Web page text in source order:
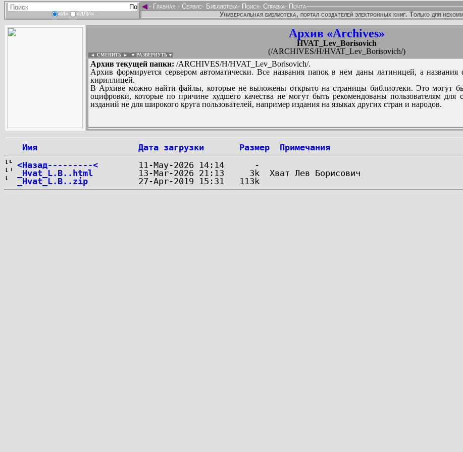
«И» «ИЛИ»
◄- Главная - Сервис- Библиотека- Поиск- Справка- Почта
Универсальная библиотека, портал создателей электронных книг. Только для
Архив «Archives»
HVAT_Lev_Borisovich
(/ARCHIVES/H/HVAT_Lev_Borisovich/)
◄ СМЕНИТЬ ► ▼ РАЗВЕРНУТЬ ▼
Архив текущей папки: /ARCHIVES/H/HVAT_Lev_Borisovich/.
Архив формируется сервером автоматически. Все названия папок в нем даны латиницей, а
кириллицей.
В Архиве можно найти файлы, которые не выложены открыто на страницы библиотеки. Это могут
оцифровки, которые по причине худшего качества не могут быть рекомендованы пользователям
изданий не для широкого круга пользователей, например издания на языках других стран и народов.
...
Имя Дата загрузки Размер
Примечания
<Назад---------<
_Hvat_L.B..html
_Hvat_L.B..zip